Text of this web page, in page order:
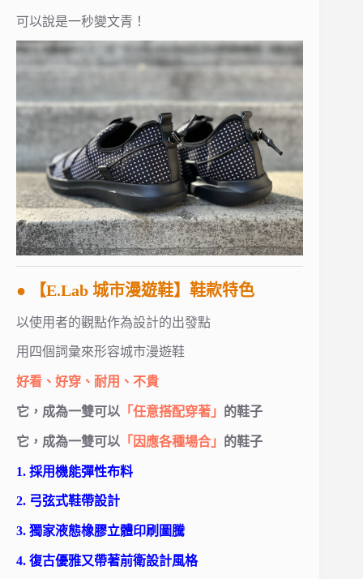
可以說是一秒變文青！
● 【E.Lab 城市漫遊鞋】鞋款特色
以使用者的觀點作為設計的出發點
用四個詞彙來形容城市漫遊鞋
好看、好穿、耐用、不貴
它，成為一雙可以 「任意搭配穿著」 的鞋子
它，成為一雙可以 「因應各種場合」 的鞋子
1. 採用機能彈性布料
2. 弓弦式鞋帶設計
3. 獨家液態橡膠立體印刷圖騰
4. 復古優雅又帶著前衛設計風格